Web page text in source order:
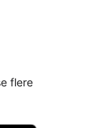
flere